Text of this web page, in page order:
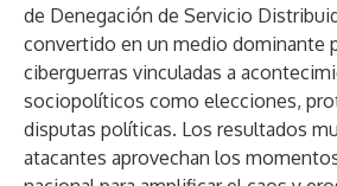
de Denegación de Servicio
convertido en un medio dominante
ciberguerras vinculadas a
sociopolíticos como elecciones,
disputas políticas. Los resultados
atacantes aprovechan los